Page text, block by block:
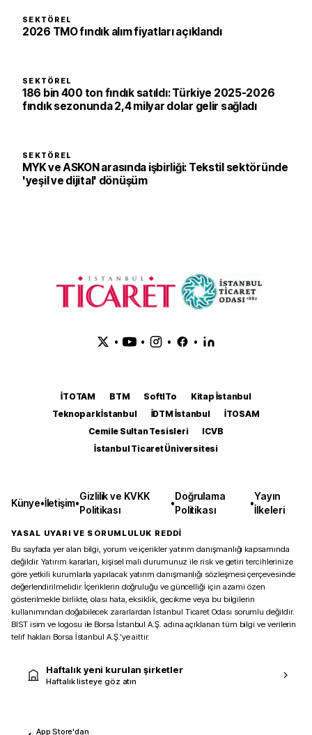
SEKTÖREL
2026 TMO fındık alım fiyatları açıklandı
SEKTÖREL
186 bin 400 ton fındık satıldı: Türkiye 2025-2026
fındık sezonunda 2,4 milyar dolar gelir sağladı
SEKTÖREL
MYK ve ASKON arasında işbirliği: Tekstil sektöründe
'yeşil ve dijital' dönüşüm
• • • •
İTOTAM BTM SoftITo
Kitap İstanbul
Teknopark İstanbul
İDTM İstanbul
İTOSAM
Cemile Sultan Tesisleri
ICVB
İstanbul Ticaret Üniversitesi
Künye•İletişim•
Gizlilik ve KVKK
Politikası
•
Doğrulama
Politikası
•
Yayın
İlkeleri
YASAL UYARI VE SORUMLULUK REDDİ
Bu sayfada yer alan bilgi, yorum ve içerikler yatırım danışmanlığı kapsamında
değildir. Yatırım kararları, kişisel mali durumunuz ile risk ve getiri tercihlerinize
göre yetkili kurumlarla yapılacak yatırım danışmanlığı sözleşmesi çerçevesinde
değerlendirilmelidir. İçeriklerin doğruluğu ve güncelliği için azami özen
gösterilmekle birlikte, olası hata, eksiklik, gecikme veya bu bilgilerin
kullanımından doğabilecek zararlardan İstanbul Ticaret Odası sorumlu değildir.
BIST isim ve logosu ile Borsa İstanbul A.Ş. adına açıklanan tüm bilgi ve verilerin
telif hakları Borsa İstanbul A.Ş.’ye aittir.
Haftalık yeni kurulan şirketler
Haftalık listeye göz atın
App Store'dan